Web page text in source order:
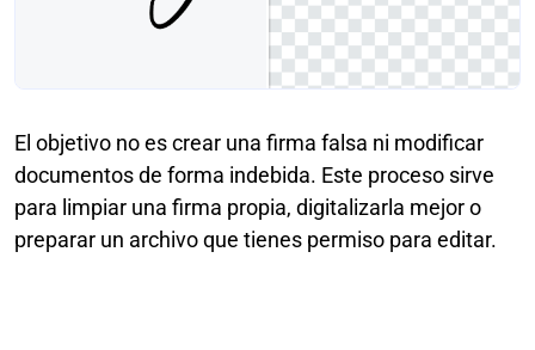
El objetivo no es crear una firma falsa ni modificar
documentos de forma indebida. Este proceso sirve
para limpiar una firma propia, digitalizarla mejor o
preparar un archivo que tienes permiso para editar.